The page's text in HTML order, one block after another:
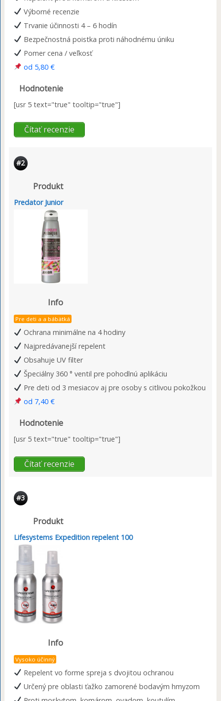
Výborné recenzie
Trvanie účinnosti 4 – 6 hodín
Bezpečnostná poistka proti náhodnému úniku
Pomer cena / veľkosť
od 5,80 €
Hodnotenie
[usr 5 text="true" tooltip="true"]
Čítať recenzie
#2
Produkt
Predator Junior
Info
Pre deti a a bábätká
Ochrana minimálne na 4 hodiny
Najpredávanejší repelent
Obsahuje UV filter
Špeciálny 360 ° ventil pre pohodlnú aplikáciu
Pre deti od 3 mesiacov aj pre osoby s citlivou pokožkou
od 7,40 €
Hodnotenie
[usr 5 text="true" tooltip="true"]
Čítať recenzie
#3
Produkt
Lifesystems Expedition repelent 100
Info
Vysoko účinný
Repelent vo forme spreja s dvojitou ochranou
Určený pre oblasti ťažko zamorené bodavým hmyzom